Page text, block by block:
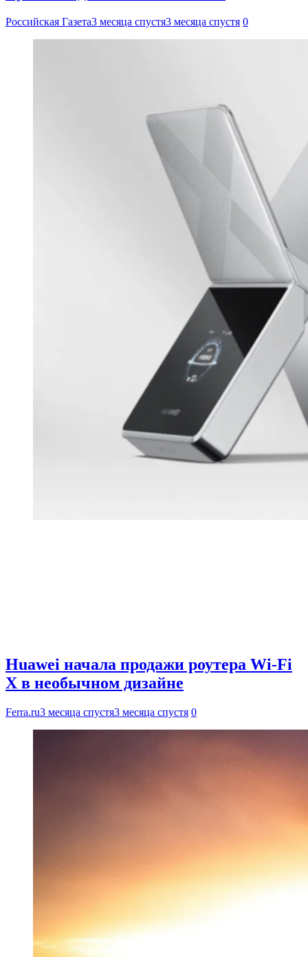
Российская Газета3 месяца спустя3 месяца спустя 0
Huawei начала продажи роутера Wi-Fi
X в необычном дизайне
Ferra.ru3 месяца спустя3 месяца спустя 0